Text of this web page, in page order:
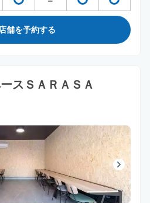
舗を予約する
スＳＡＲＡＳＡ